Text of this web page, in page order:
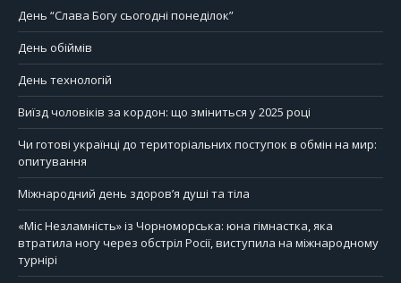
День “Слава Богу сьогодні понеділок”
День обіймів
День технологій
Виїзд чоловіків за кордон: що зміниться у 2025 році
Чи готові українці до територіальних поступок в обмін на мир:
опитування
Міжнародний день здоров’я душі та тіла
«Міс Незламність» із Чорноморська: юна гімнастка, яка
втратила ногу через обстріл Росії, виступила на міжнародному
турнірі